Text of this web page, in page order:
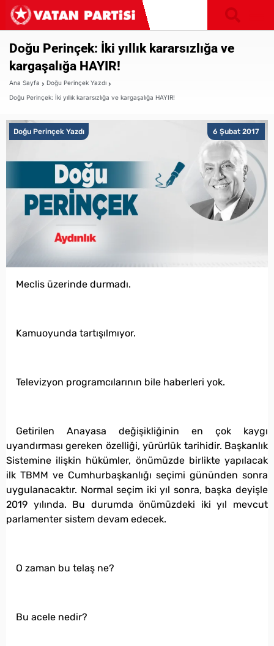
Doğu Perinçek: İki yıllık kararsızlığa ve
kargaşalığa HAYIR!
Ana Sayfa
Doğu Perinçek Yazdı
Doğu Perinçek: İki yıllık kararsızlığa ve kargaşalığa HAYIR!
6 Şubat 2017
Doğu Perinçek Yazdı
Meclis üzerinde durmadı.
Kamuoyunda tartışılmıyor.
Televizyon programcılarının bile haberleri yok.
Getirilen Anayasa değişikliğinin en çok kaygı
uyandırması gereken özelliği, yürürlük tarihidir. Başkanlık
Sistemine ilişkin hükümler, önümüzde birlikte yapılacak
ilk TBMM ve Cumhurbaşkanlığı seçimi gününden sonra
uygulanacaktır. Normal seçim iki yıl sonra, başka deyişle
2019 yılında. Bu durumda önümüzdeki iki yıl mevcut
parlamenter sistem devam edecek.
O zaman bu telaş ne?
Bu acele nedir?